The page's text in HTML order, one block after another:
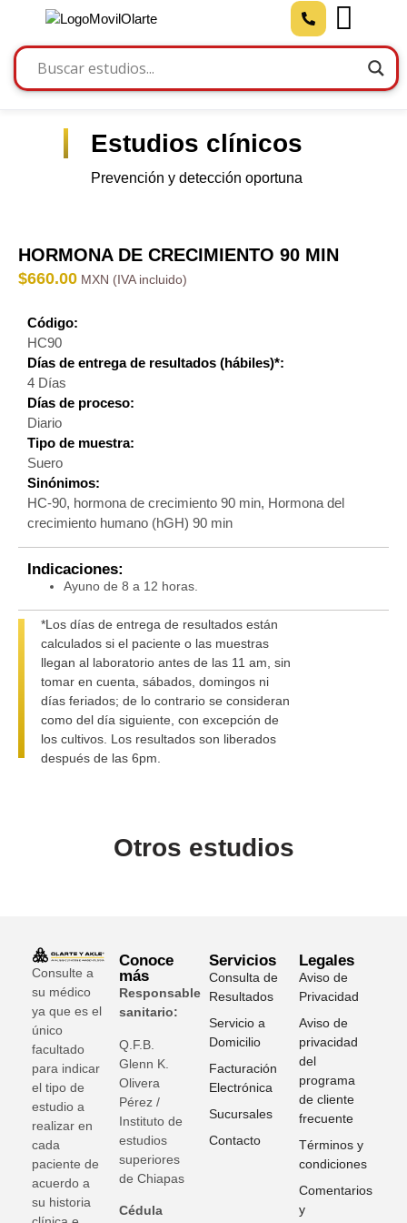
Estudios clínicos
Prevención y detección oportuna
HORMONA DE CRECIMIENTO 90 MIN
$660.00
Código:
HC90
Días de entrega de resultados (hábiles)*:
4 Días
Días de proceso:
Diario
Tipo de muestra:
Suero
Sinónimos:
HC-90, hormona de crecimiento 90 min, Hormona del
crecimiento humano (hGH) 90 min
Indicaciones:
Ayuno de 8 a 12 horas.
*Los días de entrega de resultados están
calculados si el paciente o las muestras
llegan al laboratorio antes de las 11 am, sin
tomar en cuenta, sábados, domingos ni
días feriados; de lo contrario se consideran
como del día siguiente, con excepción de
los cultivos. Los resultados son liberados
después de las 6pm.
Otros estudios
Consulte a
su médico
ya que es el
único
facultado
para indicar
el tipo de
estudio a
realizar en
cada
paciente de
acuerdo a
su historia
Conoce
más
Responsable
sanitario:
Q.F.B.
Glenn K
Olivera
Pérez /
Instituto de
estudios
superiores
de Chiapas
Cédula
Servicios
Consulta de
Resultados
Servicio a
Domicilio
Facturación
Electrónica
Sucursales
Contacto
Legales
Aviso de
Privacidad
Aviso de
privacidad
del
programa
de cliente
frecuente
Términos y
condiciones
Comentarios
y